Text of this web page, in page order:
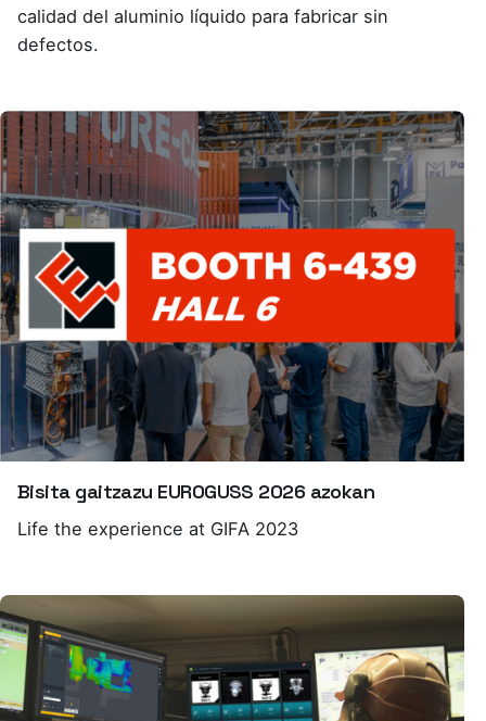
calidad del aluminio líquido para fabricar sin
defectos.
Bisita gaitzazu EUROGUSS 2026 azokan
Life the experience at GIFA 2023